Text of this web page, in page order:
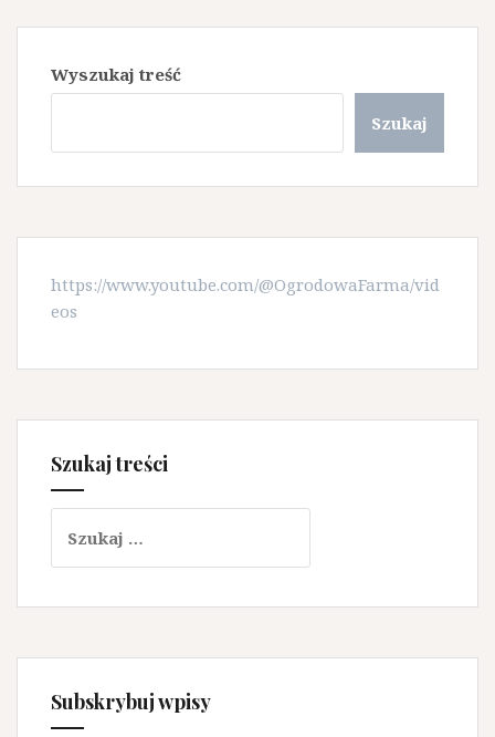
Wyszukaj treść
Szukaj
https://www.youtube.com/@OgrodowaFarma/vid
eos
Szukaj treści
Subskrybuj wpisy